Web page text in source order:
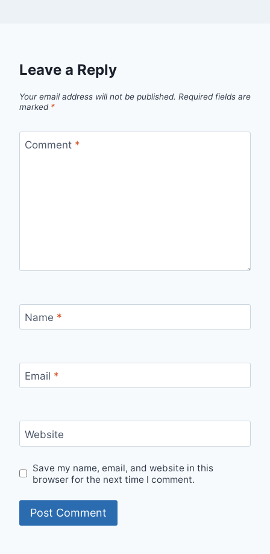
Leave a Reply
Your email address will not be published. Required fields are
marked *
Comment *
Name *
Email *
Website
Save my name, email, and website in this
browser for the next time I comment.